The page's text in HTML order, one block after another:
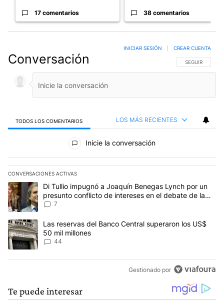
17 comentarios 38 comentarios
Conversación SIGA ESTA
SEGUIR
INICIAR SESIÓN CREAR CUENTA
TODOS LOS COMENTARIOS LOS MÁS RECIENTES
Todos los comentarios
Inicie la conversación
CONVERSACIONES ACTIVAS
Este listado muestra los artículos con más comentarios en los
Un artículo de tendencia con el título "Di Tullio impugnó a
Di Tullio impugnó a Joaquín Benegas Lynch por un
presunto conflicto de intereses en el debate de la
Ley de Tierras
7
Un artículo de tendencia con el título "Las reservas del Banco
Las reservas del Banco Central superaron los US$
50 mil millones
44
Gestionado por